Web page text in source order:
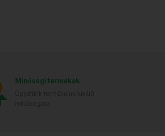
Minőségi termékek